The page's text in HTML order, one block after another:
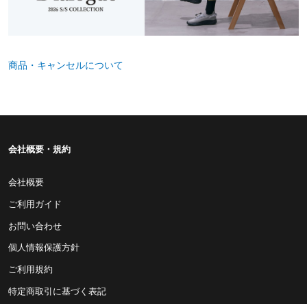
商品・キャンセルについて
会社概要・規約
会社概要
ご利用ガイド
お問い合わせ
個人情報保護方針
ご利用規約
特定商取引に基づく表記